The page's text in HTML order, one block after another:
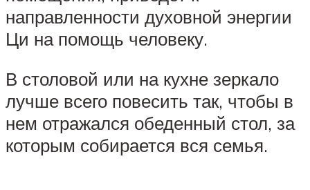
направленности духовной энергии
Ци на помощь человеку.
В столовой или на кухне зеркало
лучше всего повесить так, чтобы в
нем отражался обеденный стол, за
которым собирается вся семья.